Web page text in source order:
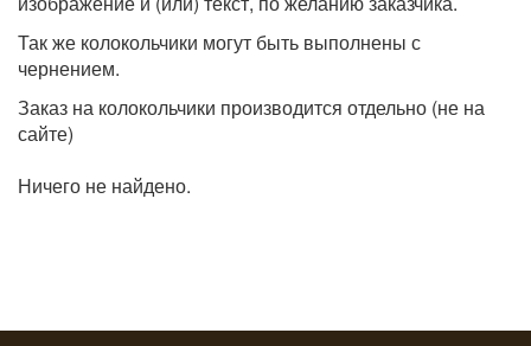
Так же колокольчики могут быть выполнены с
чернением.
Заказ на колокольчики производится отдельно (не на
сайте)
Ничего не найдено.